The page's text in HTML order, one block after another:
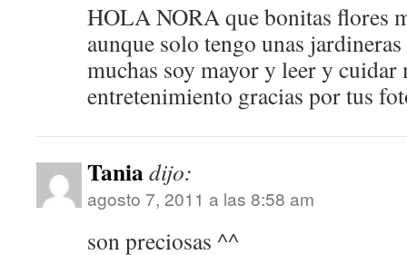
HOLA NORA que bonitas flores
aunque solo tengo unas
muchas soy mayor y leer y cuidar
entretenimiento gracias por tus
Taniadijo:
agosto 7, 2011 a las 8:58 am
son preciosas ^^